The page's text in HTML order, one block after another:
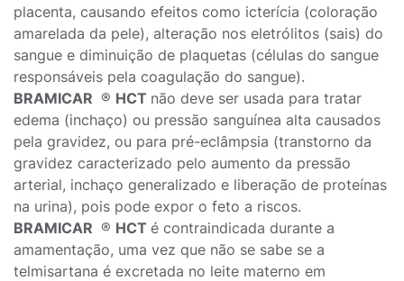
placenta, causando efeitos como icterícia (coloração
amarelada da pele), alteração nos eletrólitos (sais) do
sangue e diminuição de plaquetas (células do sangue
responsáveis pela coagulação do sangue).
BRAMICAR ® HCT não deve ser usada para tratar
edema (inchaço) ou pressão sanguínea alta causados
pela gravidez, ou para pré-eclâmpsia (transtorno da
gravidez caracterizado pelo aumento da pressão
arterial, inchaço generalizado e liberação de proteínas
na urina), pois pode expor o feto a riscos.
BRAMICAR ® HCT é contraindicada durante a
amamentação, uma vez que não se sabe se a
telmisartana é excretada no leite materno em